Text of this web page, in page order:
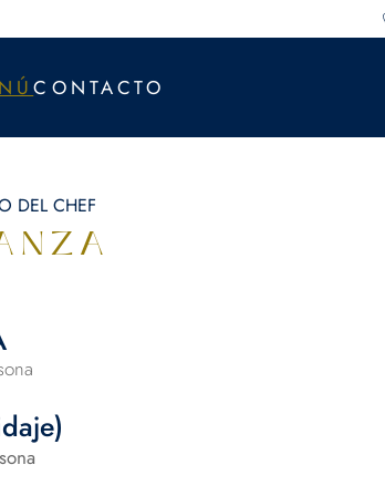
CONTACTO
DEL CHEF